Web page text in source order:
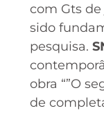
com Gts
sido
pesquisa.
obra “”O
de